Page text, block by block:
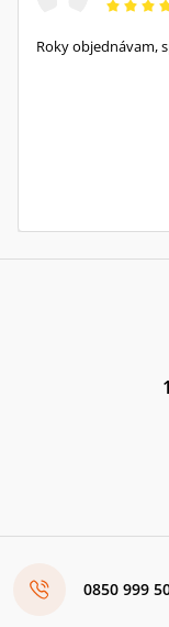
Roky objednávam,
0850 999